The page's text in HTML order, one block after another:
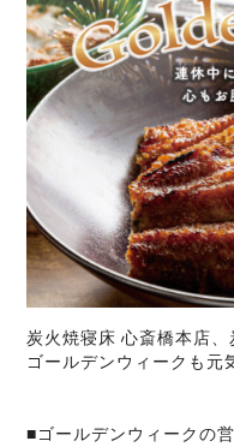
炭火焼寝床 心斎橋本店
ゴールデンウィークも元
■ゴールデンウィークの